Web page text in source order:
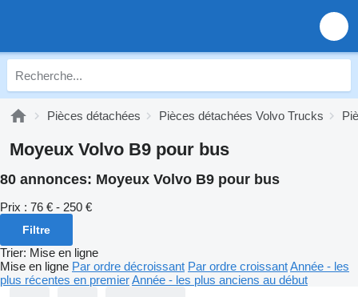
Pièces détachées Pièces détachées Volvo Trucks
Moyeux Volvo B9 pour bus
80 annonces: Moyeux Volvo B9 pour bus
Prix : 76 € - 250 €
Filtre
Trier: Mise en ligne
Mise en ligne Par ordre décroissant Par ordre croissantAnnée - les
plus récentes en premierAnnée - les plus anciens au début